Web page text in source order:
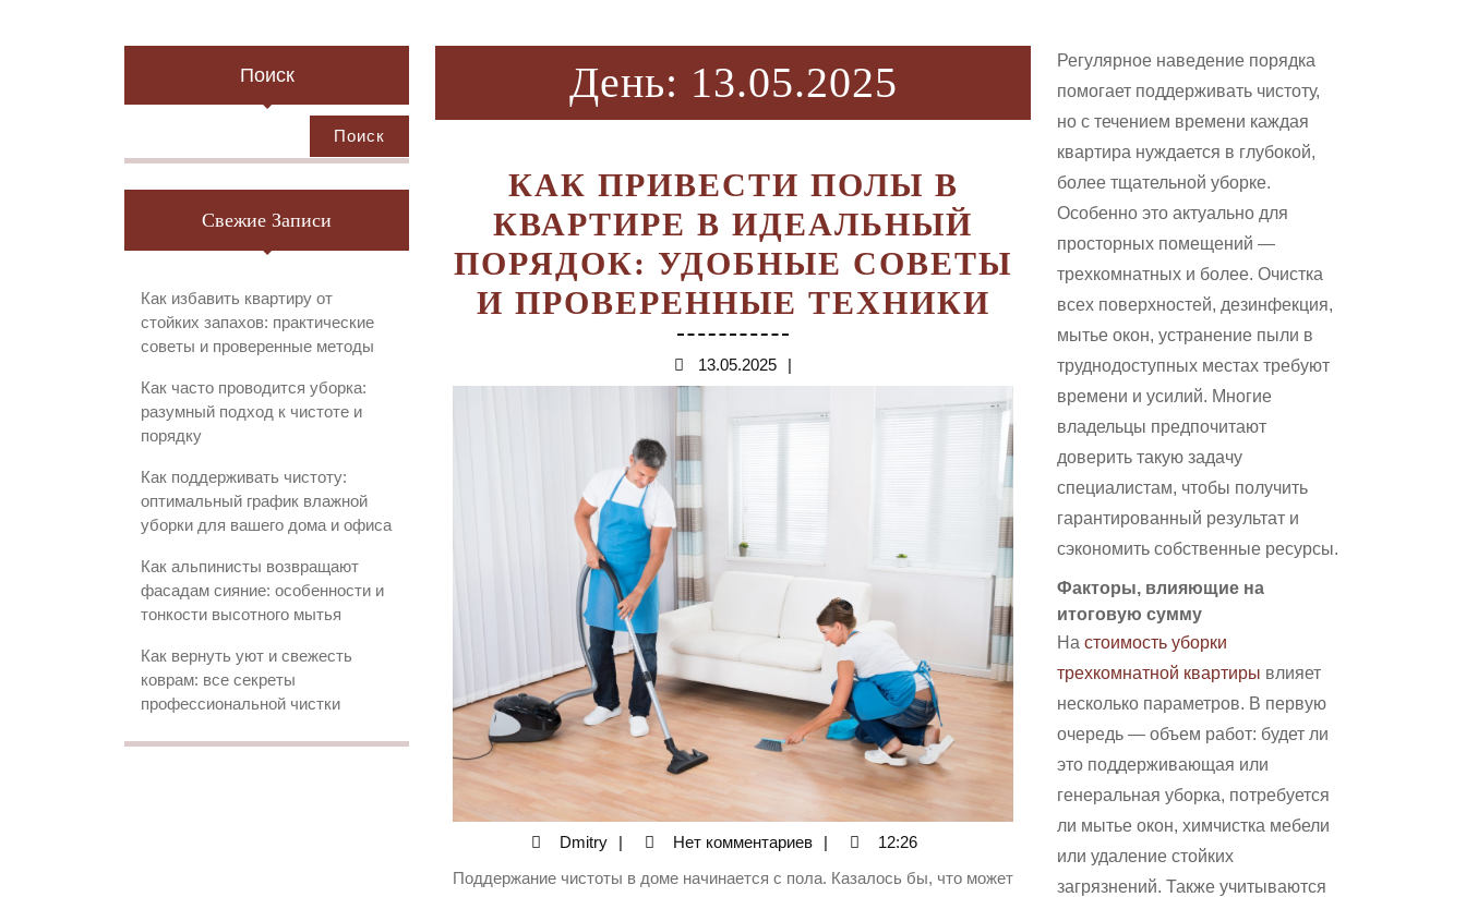
Поиск
Поиск
Свежие Записи
Как избавить квартиру от
стойких запахов: практические
советы и проверенные методы
Как часто проводится уборка:
разумный подход к чистоте и
порядку
Как поддерживать чистоту:
оптимальный график влажной
уборки для вашего дома и офиса
Как альпинисты возвращают
фасадам сияние: особенности и
тонкости высотного мытья
Как вернуть уют и свежесть
коврам: все секреты
профессиональной чистки
День: 13.05.2025
КАК ПРИВЕСТИ ПОЛЫ В
КВАРТИРЕ В ИДЕАЛЬНЫЙ
ПОРЯДОК: УДОБНЫЕ СОВЕТЫ
И ПРОВЕРЕННЫЕ ТЕХНИКИ КАК
ПРИВЕСТИ
ПОЛЫ
В
КВАРТИРЕ
В
ИДЕАЛЬНЫЙ
ПОРЯДОК:
УДОБНЫЕ
СОВЕТЫ
И
ПРОВЕРЕННЫЕ
ТЕХНИКИ
13.05.2025
Dmitry DmitryНет комментариев
12:26
Поддержание чистоты в доме начинается с пола. Казалось бы, что может
Регулярное наведение порядка
помогает поддерживать чистоту,
но с течением времени каждая
квартира нуждается в глубокой,
более тщательной уборке.
Особенно это актуально для
просторных помещений —
трехкомнатных и более. Очистка
всех поверхностей, дезинфекция,
мытье окон, устранение пыли в
труднодоступных местах требуют
времени и усилий. Многие
владельцы предпочитают
доверить такую задачу
специалистам, чтобы получить
гарантированный результат и
сэкономить собственные ресурсы.
Факторы, влияющие на
итоговую сумму
На стоимость уборки
трехкомнатной квартиры влияет
несколько параметров. В первую
очередь — объем работ: будет ли
это поддерживающая или
генеральная уборка, потребуется
ли мытье окон, химчистка мебели
или удаление стойких
загрязнений. Также учитываются